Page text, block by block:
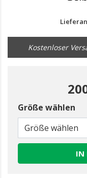
Kostenloser
Größe wählen
Größe wählen
IN